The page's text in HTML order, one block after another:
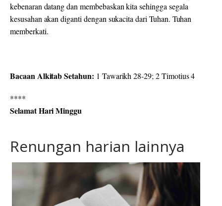
kebenaran datang dan membebaskan kita sehingga segala
kesusahan akan diganti dengan sukacita dari Tuhan. Tuhan
memberkati.
Bacaan Alkitab Setahun: 1 Tawarikh 28-29; 2 Timotius 4
****
Selamat Hari Minggu
Renungan harian lainnya